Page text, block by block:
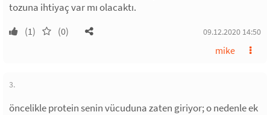
tozuna ihtiyaç var mı olacaktı.
(1) (0) 09.12.2020 14:50
mike
3.
öncelikle protein senin vücuduna zaten giriyor; o nedenle ek